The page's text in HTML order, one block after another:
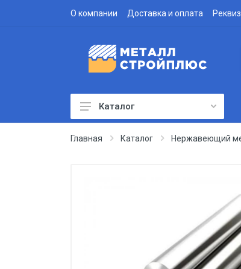
О компании Доставка и оплата
Профнастил
Каталог
Главная Каталог Нержавеющий